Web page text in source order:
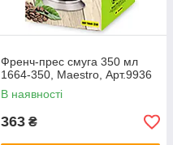
Френч-прес смуга 350 мл
1664-350, Maestro, Арт.9936
В наявності
363 ₴